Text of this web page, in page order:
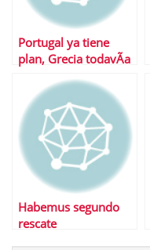
Portugal ya tiene
plan, Grecia todavÃ­a
Habemus segundo
rescate